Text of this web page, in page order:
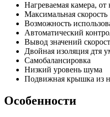
Нагреваемая камера,
Максимальная
Возможность
Автоматический
Вывод значений
Двойная изоляция дтя
Самобалансировка
Низкий уровень шума
Подвижная крышка из
Особенности